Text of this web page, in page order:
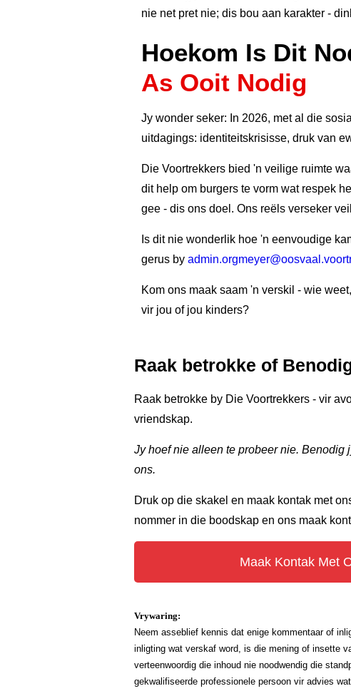
nie net pret nie; dis bou aan karakter -
Hoekom Is Dit
As Ooit Nodig
Jy wonder seker: In 2026, met al die
uitdagings: identiteitskrisisse, druk van
Die Voortrekkers bied 'n veilige ruimte
dit help om burgers te vorm wat respek
gee - dis ons doel. Ons reëls verseker
Is dit nie wonderlik hoe 'n eenvoudige
gerus by
Kom ons maak saam 'n verskil - wie
vir jou of jou kinders?
Raak betrokke of
Raak betrokke by Die Voortrekkers - vir
vriendskap.
Jy hoef nie alleen te probeer nie. Benodig
ons.
Druk op die skakel en maak kontak met
nommer in die boodskap en ons maak
Maak Kontak Met
Vrywaring:
Neem asseblief kennis dat enige kommentaar of
inligting wat verskaf word, is die mening of insette
verteenwoordig die inhoud nie noodwendig die
gekwalifiseerde professionele persoon vir advies